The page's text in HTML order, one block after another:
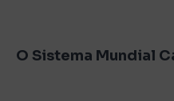
O Sistema Mundial